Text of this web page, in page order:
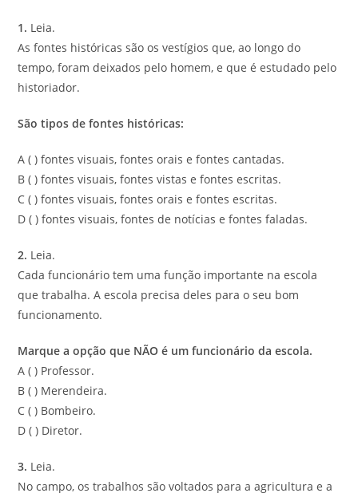
1. Leia.
As fontes históricas são os vestígios que, ao longo do
tempo, foram deixados pelo homem, e que é estudado pelo
historiador.
São tipos de fontes históricas:
A ( ) fontes visuais, fontes orais e fontes cantadas.
B ( ) fontes visuais, fontes vistas e fontes escritas.
C ( ) fontes visuais, fontes orais e fontes escritas.
D ( ) fontes visuais, fontes de notícias e fontes faladas.
2. Leia.
Cada funcionário tem uma função importante na escola
que trabalha. A escola precisa deles para o seu bom
funcionamento.
Marque a opção que NÃO é um funcionário da escola.
A ( ) Professor.
B ( ) Merendeira.
C ( ) Bombeiro.
D ( ) Diretor.
3. Leia.
No campo, os trabalhos são voltados para a agricultura e a